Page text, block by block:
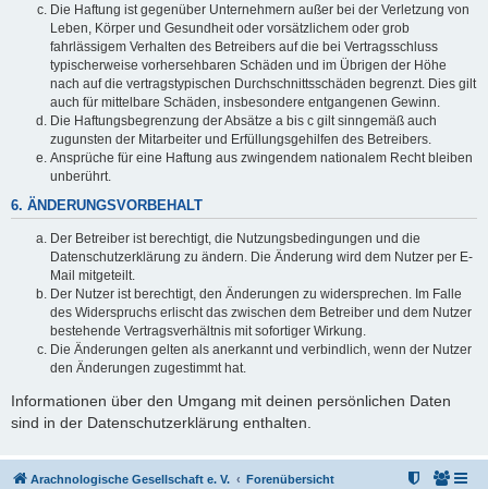
Die Haftung ist gegenüber Unternehmern außer bei der Verletzung von
Leben, Körper und Gesundheit oder vorsätzlichem oder grob
fahrlässigem Verhalten des Betreibers auf die bei Vertragsschluss
typischerweise vorhersehbaren Schäden und im Übrigen der Höhe
nach auf die vertragstypischen Durchschnittsschäden begrenzt. Dies gilt
auch für mittelbare Schäden, insbesondere entgangenen Gewinn.
Die Haftungsbegrenzung der Absätze a bis c gilt sinngemäß auch
zugunsten der Mitarbeiter und Erfüllungsgehilfen des Betreibers.
Ansprüche für eine Haftung aus zwingendem nationalem Recht bleiben
unberührt.
6. ÄNDERUNGSVORBEHALT
Der Betreiber ist berechtigt, die Nutzungsbedingungen und die
Datenschutzerklärung zu ändern. Die Änderung wird dem Nutzer per E-
Mail mitgeteilt.
Der Nutzer ist berechtigt, den Änderungen zu widersprechen. Im Falle
des Widerspruchs erlischt das zwischen dem Betreiber und dem Nutzer
bestehende Vertragsverhältnis mit sofortiger Wirkung.
Die Änderungen gelten als anerkannt und verbindlich, wenn der Nutzer
den Änderungen zugestimmt hat.
Informationen über den Umgang mit deinen persönlichen Daten
sind in der Datenschutzerklärung enthalten.
Arachnologische Gesellschaft e. V. Forenübersicht